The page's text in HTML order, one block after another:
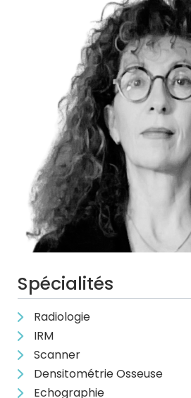
Spécialités
Radiologie
IRM
Scanner
Densitométrie Osseuse
Echographie